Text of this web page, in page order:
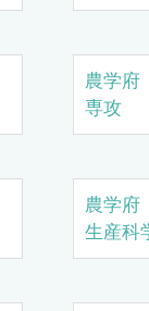
農学
専攻
農学
生産科